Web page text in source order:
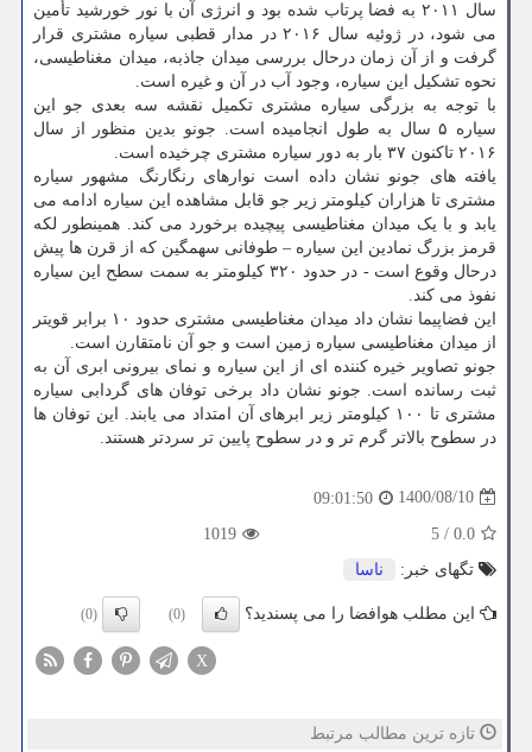
سال ۲۰۱۱ به فضا پرتاب شده بود و انرژی آن با نور خورشید تأمین
می شود، در ژوئیه سال ۲۰۱۶ در مدار قطبی سیاره مشتری قرار
گرفت و از آن زمان درحال بررسی میدان جاذبه، میدان مغناطیسی،
نحوه تشکیل این سیاره، وجود آب در آن و غیره است.
با توجه به بزرگی سیاره مشتری تکمیل نقشه سه بعدی جو این
سیاره ۵ سال به طول انجامیده است. جونو بدین منظور از سال
۲۰۱۶ تاکنون ۳۷ بار به دور سیاره مشتری چرخیده است.
یافته های جونو نشان داده است نوارهای رنگارنگ مشهور سیاره
مشتری تا هزاران کیلومتر زیر جو قابل مشاهده این سیاره ادامه می
یابد و با یک میدان مغناطیسی پیچیده برخورد می کند. همینطور لکه
قرمز بزرگ نمادین این سیاره – طوفانی سهمگین که از قرن ها پیش
درحال وقوع است - در حدود ۳۲۰ کیلومتر به سمت سطح این سیاره
نفوذ می کند.
این فضاپیما نشان داد میدان مغناطیسی مشتری حدود ۱۰ برابر قویتر
از میدان مغناطیسی سیاره زمین است و جو آن نامتقارن است.
جونو تصاویر خیره کننده ای از این سیاره و نمای بیرونی ابری آن به
ثبت رسانده است. جونو نشان داد برخی توفان های گردابی سیاره
مشتری تا ۱۰۰ کیلومتر زیر ابرهای آن امتداد می یابند. این توفان ها
در سطوح بالاتر گرم تر و در سطوح پایین تر سردتر هستند.
1400/08/10
09:01:50
0.0
/
5
1019
تگهای خبر:
ناسا
این مطلب هوافضا را می پسندید؟ (0)
(0)
X
تازه ترین مطالب مرتبط